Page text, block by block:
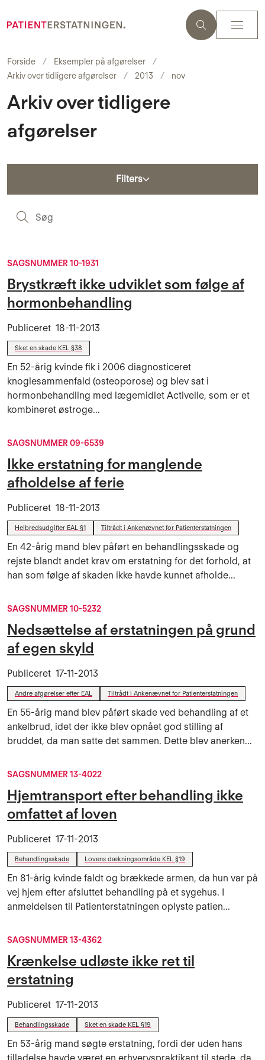
Forside
Eksempler på afgørelser
Arkiv over tidligere afgørelser
2013 nov
Arkiv over tidligere
afgørelser
Filters
SAGSNUMMER 10-1931
Brystkræft ikke udviklet som følge af
hormonbehandling
Publiceret 18-11-2013
Sket en skade KEL §38
En 52-årig kvinde fik i 2006 diagnosticeret
knoglesammenfald (osteoporose) og blev sat i
hormonbehandling med lægemidlet Activelle, som er et
kombineret østroge...
SAGSNUMMER 09-6539
Ikke erstatning for manglende
afholdelse af ferie
Publiceret 18-11-2013
Helbredsudgifter EAL §1 Tiltrådt i Ankenævnet for Patienterstatningen
En 42-årig mand blev påført en behandlingsskade og
rejste blandt andet krav om erstatning for det forhold, at
han som følge af skaden ikke havde kunnet afholde...
SAGSNUMMER 10-5232
Nedsættelse af erstatningen på grund
af egen skyld
Publiceret 17-11-2013
Andre afgørelser efter EAL Tiltrådt i Ankenævnet for Patienterstatningen
En 55-årig mand blev påført skade ved behandling af et
ankelbrud, idet der ikke blev opnået god stilling af
bruddet, da man satte det sammen. Dette blev anerken...
SAGSNUMMER 13-4022
Hjemtransport efter behandling ikke
omfattet af loven
Publiceret 17-11-2013
Behandlingsskade Lovens dækningsområde KEL §19
En 81-årig kvinde faldt og brækkede armen, da hun var på
vej hjem efter afsluttet behandling på et sygehus. I
anmeldelsen til Patienterstatningen oplyste patien...
SAGSNUMMER 13-4362
Krænkelse udløste ikke ret til
erstatning
Publiceret 17-11-2013
Behandlingsskade Sket en skade KEL §19
En 53-årig mand søgte erstatning, fordi der uden hans